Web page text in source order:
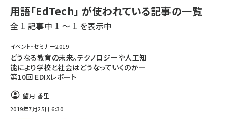
ai (2475)
加藤銘のチーム貢献～仲間と築いた勝利の絆～ (2297)
北海道をのんびり旅する晴山佳須夫のヒント集！ (2008)
drupal (1929)
genai (1468)
用語「EdTech」 が使われている記事の一覧
全 1 記事中 1 ～ 1 を表示中
イベント・セミナー2019
どうなる教育の未来。テクノロジーや人工知
能により学校と社会はどうなっていくのか―
第10回 EDIXレポート
望月 香里
2019年7月25日 6:30